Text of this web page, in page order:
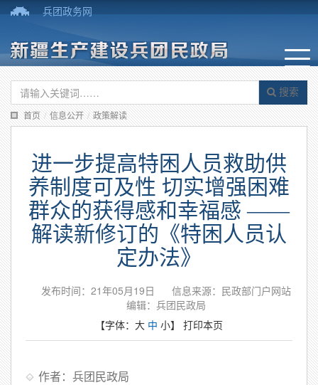
兵团政务网
搜索
首页 / 信息公开 / 政策解读
进一步提高特困人员救助供
养制度可及性 切实增强困难
群众的获得感和幸福感 ——
解读新修订的《特困人员认
定办法》
发布时间：21年05月19日
信息来源：民政部门户网站
编辑：兵团民政局
【字体： 大 中 小】 打印本页
作者：兵团民政局